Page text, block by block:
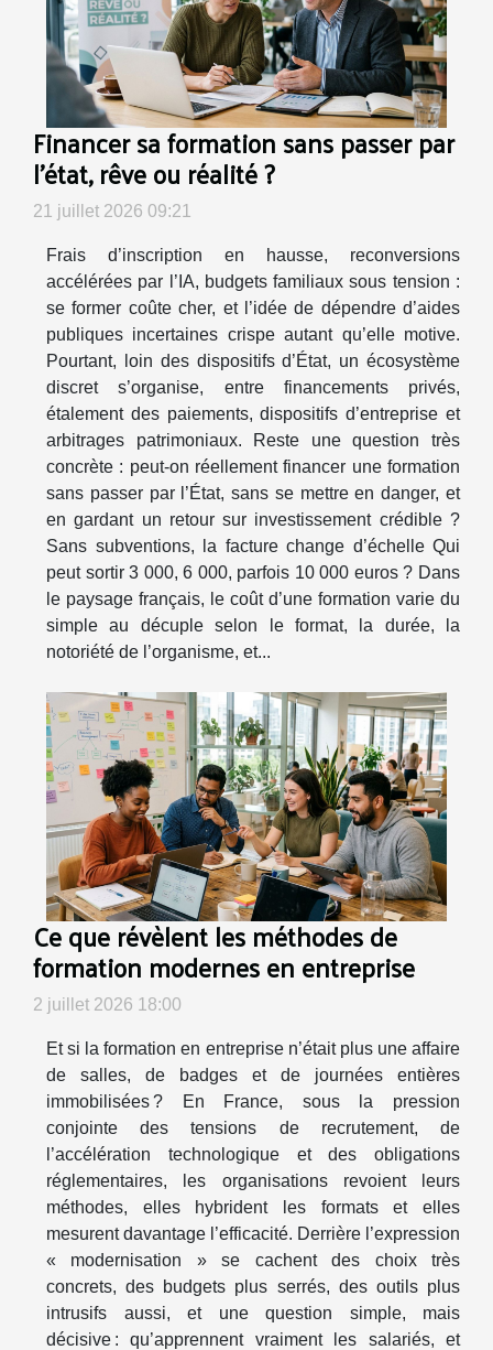
Financer sa formation sans passer par
l’état, rêve ou réalité ?
21 juillet 2026 09:21
Frais d’inscription en hausse, reconversions
accélérées par l’IA, budgets familiaux sous tension :
se former coûte cher, et l’idée de dépendre d’aides
publiques incertaines crispe autant qu’elle motive.
Pourtant, loin des dispositifs d’État, un écosystème
discret s’organise, entre financements privés,
étalement des paiements, dispositifs d’entreprise et
arbitrages patrimoniaux. Reste une question très
concrète : peut-on réellement financer une formation
sans passer par l’État, sans se mettre en danger, et
en gardant un retour sur investissement crédible ?
Sans subventions, la facture change d’échelle Qui
peut sortir 3 000, 6 000, parfois 10 000 euros ? Dans
le paysage français, le coût d’une formation varie du
simple au décuple selon le format, la durée, la
notoriété de l’organisme, et...
Ce que révèlent les méthodes de
formation modernes en entreprise
2 juillet 2026 18:00
Et si la formation en entreprise n’était plus une affaire
de salles, de badges et de journées entières
immobilisées ? En France, sous la pression
conjointe des tensions de recrutement, de
l’accélération technologique et des obligations
réglementaires, les organisations revoient leurs
méthodes, elles hybrident les formats et elles
mesurent davantage l’efficacité. Derrière l’expression
« modernisation » se cachent des choix très
concrets, des budgets plus serrés, des outils plus
intrusifs aussi, et une question simple, mais
décisive : qu’apprennent vraiment les salariés, et